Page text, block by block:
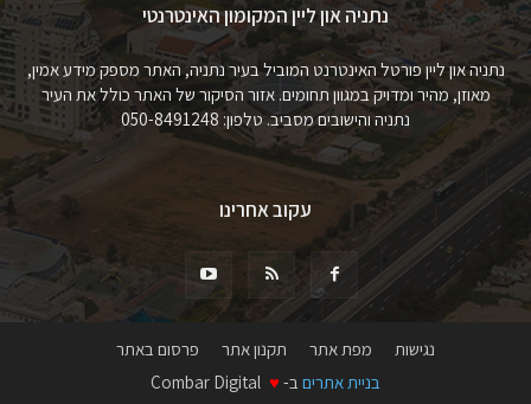
נתניה און ליין המקומון האינטרנטי
נתניה און ליין פורטל האינטרנט המוביל בעיר נתניה, האתר מספק מידע אמין,
מאוזן, מהיר ומדויק במגוון תחומים. אזור הסיקור של האתר כולל את העיר
נתניה והישובים מסביב. טלפון: 050-8491248
עקוב אחרינו
נגישות מפת אתר תקנון אתר
פרסום באתר
בניית אתרים ב- ♥